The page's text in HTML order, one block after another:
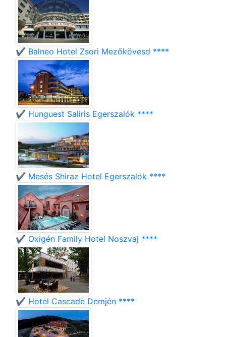
✔️ Balneo Hotel Zsori Mezőkövesd ****
✔️ Hunguest Saliris Egerszalók ****
✔️ Mesés Shiraz Hotel Egerszalók ****
✔️ Oxigén Family Hotel Noszvaj ****
✔️ Hotel Cascade Demjén ****